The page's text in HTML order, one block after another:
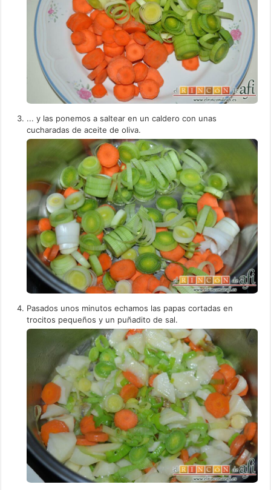
... y las ponemos a saltear en un caldero con unas
cucharadas de aceite de oliva.
Pasados unos minutos echamos las papas cortadas en
trocitos pequeños y un puñadito de sal.